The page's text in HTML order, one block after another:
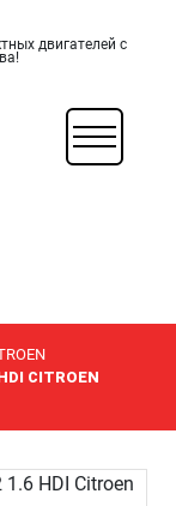
двигателей с
CITROEN